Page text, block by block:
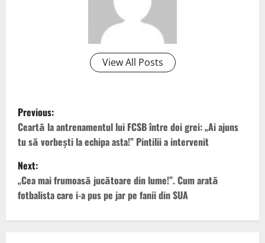
View All Posts
P
o
s
t
n
Previous:
Ceartă la antrenamentul lui FCSB între doi grei: „Ai ajuns
tu să vorbești la echipa asta!” Pintilii a intervenit
Next:
„Cea mai frumoasă jucătoare din lume!”. Cum arată
fotbalista care i-a pus pe jar pe fanii din SUA